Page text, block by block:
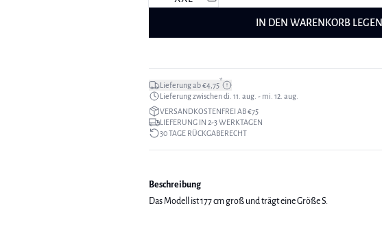
IN DEN WARENKORB LEGEN
Lieferung ab €4,75*
Lieferung zwischen di. 11. aug. - mi. 12. aug.
VERSANDKOSTENFREI AB €75
LIEFERUNG IN 2-3 WERKTAGEN
30 TAGE RÜCKGABERECHT
Beschreibung
Das Modell ist 177 cm groß und trägt eine Größe S.